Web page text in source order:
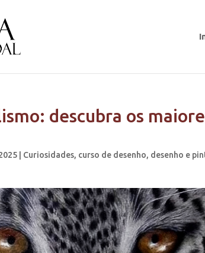
descubra os
Curiosidades, curso de desenho, desenho e